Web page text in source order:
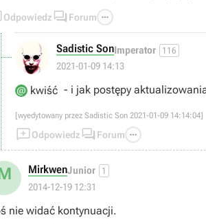
Odpowiedz  Forum 
Sadistic SonImperator 116
2021-01-09 14:13
kwiść - i jak postępy
[wyedytowany przez Sadistic Son 2021-01-09 14:14:04]
Odpowiedz  Forum 
MirkwenJunior 1
2014-12-19 12:31
nie widać kontynuacji.